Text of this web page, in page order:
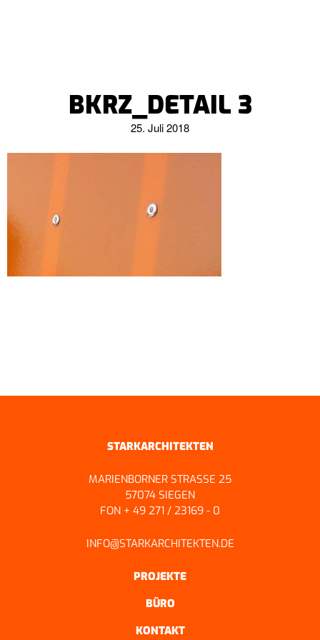
BKRZ_DETAIL 3
25. Juli 2018
STARKARCHITEKTEN
MARIENBORNER STRASSE 25
57074 SIEGEN
FON + 49 271 / 23169 - 0
INFO@STARKARCHITEKTEN.DE
PROJEKTE
BÜRO
KONTAKT